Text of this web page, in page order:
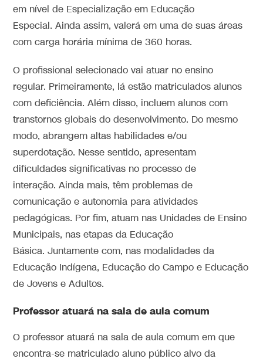
em nível de Especialização em Educação
Especial. Ainda assim, valerá em uma de suas áreas
com carga horária mínima de 360 horas.
O profissional selecionado vai atuar no ensino
regular. Primeiramente, lá estão matriculados alunos
com deficiência. Além disso, incluem alunos com
transtornos globais do desenvolvimento. Do mesmo
modo, abrangem altas habilidades e/ou
superdotação. Nesse sentido, apresentam
dificuldades significativas no processo de
interação. Ainda mais, têm problemas de
comunicação e autonomia para atividades
pedagógicas. Por fim, atuam nas Unidades de Ensino
Municipais, nas etapas da Educação
Básica. Juntamente com, nas modalidades da
Educação Indígena, Educação do Campo e Educação
de Jovens e Adultos.
Professor atuará na sala de aula comum
O professor atuará na sala de aula comum em que
encontra-se matriculado aluno público alvo da